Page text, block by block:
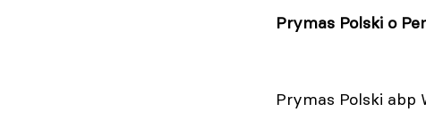
Prymas Polski o
Prymas Polski abp